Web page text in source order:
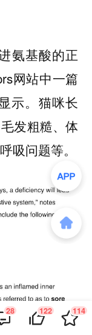
氨基酸的正
网站中一篇
示。猫咪长
发粗糙、体
吸问题等。
28 122 114